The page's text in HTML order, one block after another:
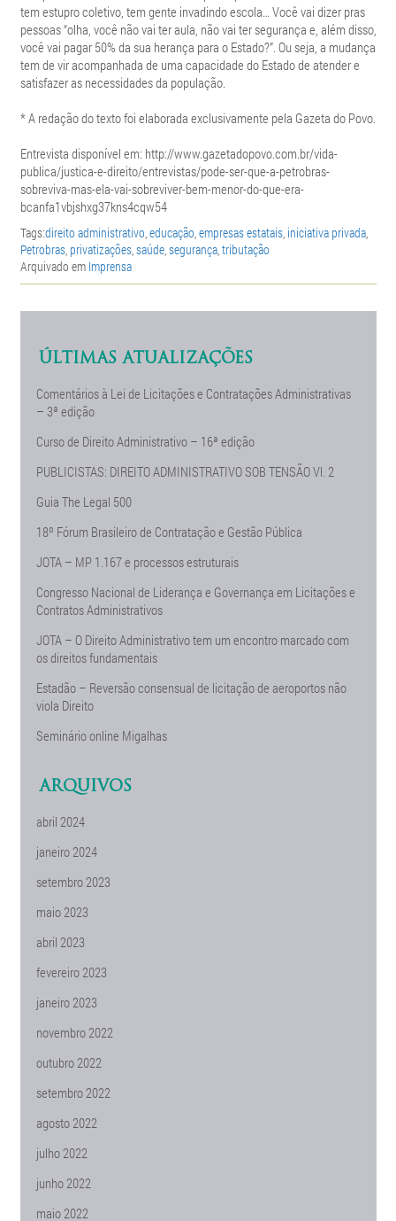
tem estupro coletivo, tem gente invadindo escola… Você vai dizer pras
pessoas “olha, você não vai ter aula, não vai ter segurança e, além disso,
você vai pagar 50% da sua herança para o Estado?”. Ou seja, a mudança
tem de vir acompanhada de uma capacidade do Estado de atender e
satisfazer as necessidades da população.
* A redação do texto foi elaborada exclusivamente pela Gazeta do Povo.
Entrevista disponível em: http://www.gazetadopovo.com.br/vida-
publica/justica-e-direito/entrevistas/pode-ser-que-a-petrobras-
sobreviva-mas-ela-vai-sobreviver-bem-menor-do-que-era-
bcanfa1vbjshxg37kns4cqw54
Tags:direito administrativo,educação,empresas estatais, iniciativa privada,
Petrobras, privatizações,saúde,segurança,tributação
Arquivado em Imprensa
ÚLTIMAS ATUALIZAÇÕES
Comentários à Lei de Licitações e Contratações Administrativas
– 3ª edição
Curso de Direito Administrativo – 16ª edição
PUBLICISTAS: DIREITO ADMINISTRATIVO SOB TENSÃO Vl. 2
Guia The Legal 500
18º Fórum Brasileiro de Contratação e Gestão Pública
JOTA – MP 1.167 e processos estruturais
Congresso Nacional de Liderança e Governança em Licitações e
Contratos Administrativos
JOTA – O Direito Administrativo tem um encontro marcado com
os direitos fundamentais
Estadão – Reversão consensual de licitação de aeroportos não
viola Direito
Seminário online Migalhas
ARQUIVOS
abril 2024
janeiro 2024
setembro 2023
maio 2023
abril 2023
fevereiro 2023
janeiro 2023
novembro 2022
outubro 2022
setembro 2022
agosto 2022
julho 2022
junho 2022
maio 2022